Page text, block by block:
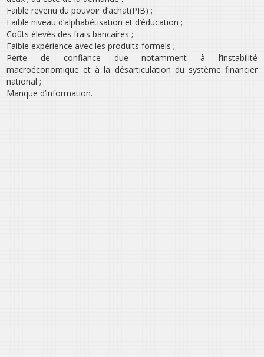
Faible revenu du pouvoir d’achat(PIB) ;
Faible niveau d’alphabétisation et d’éducation ;
Coûts élevés des frais bancaires ;
Faible expérience avec les produits formels ;
Perte de confiance due notamment à l’instabilité
macroéconomique et à la désarticulation du système financier
national ;
Manque d’information.